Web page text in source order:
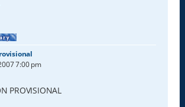
7:00 pm
PROVISIONAL